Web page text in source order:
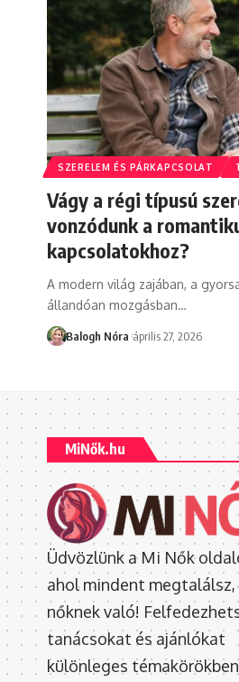
SZERELEM ÉS PÁRKAPCSOLAT
Vágy a régi típusú
vonzódunk a
kapcsolatokhoz?
A modern világ zajában, a
állandóan mozgásban…
Balogh Nóra április 27, 2026
MiNők.hu
Üdvözlünk a Mi Nők
ahol mindent megtalálsz,
nőknek való!
tanácsokat és ajánlókat
különleges